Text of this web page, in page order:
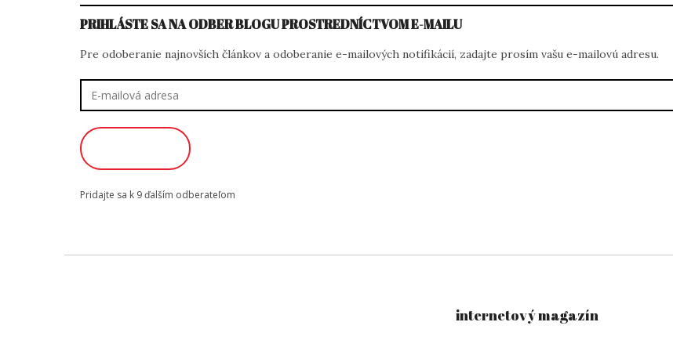
PRIHLÁSTE SA NA ODBER BLOGU PROSTREDNÍCTVOM E-MAILU
Pre odoberanie najnovších článkov a odoberanie e-mailových notifikácií, zadajte prosím vašu e-mailovú adresu.
Pridajte sa k 9 ďalším odberateľom
internetový magazín